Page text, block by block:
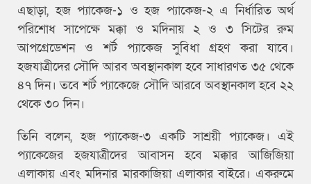
এছাড়া, হজ প্যাকেজ-১ ও হজ প্যাকেজ-২ এ নির্ধারিত অর্থ
পরিশোধ সাপেক্ষে মক্কা ও মদিনায় ২ ও ৩ সিটের রুম
আপগ্রেডেশন ও শর্ট প্যাকেজ সুবিধা গ্রহণ করা যাবে।
হজযাত্রীদের সৌদি আরব অবস্থানকাল হবে সাধারণত ৩৫ থেকে
৪৭ দিন। তবে শর্ট প্যাকেজে সৌদি আরবে অবস্থানকাল হবে ২২
থেকে ৩০ দিন।
তিনি বলেন, হজ প্যাকেজ-৩ একটি সাশ্রয়ী প্যাকেজ। এই
প্যাকেজের হজযাত্রীদের আবাসন হবে মক্কার আজিজিয়া
এলাকায় এবং মদিনার মারকাজিয়া এলাকার বাইরে। একরুমে